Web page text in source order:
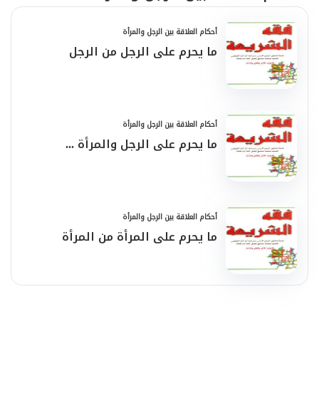
أحكام العلاقة بين الرجل والمرأة
ما يحرم على الرجل من الرجل
أحكام العلاقة بين الرجل والمرأة
ما يحرم على الرجل والمرأة ...
أحكام العلاقة بين الرجل والمرأة
ما يحرم على المرأة من المرأة